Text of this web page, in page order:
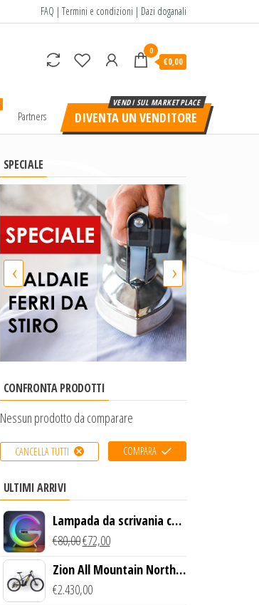
FAQ | Termini e condizioni | Dazi doganali
0
€0,00
Partners DIVENTA UN VENDITORE
SPECIALE
‹ ›
CONFRONTA PRODOTTI
Nessun prodotto da comparare
CANCELLA TUTTI COMPARA
ULTIMI ARRIVI
Lampada da scrivania con
luce LED e ricarica
wireless
€80,00€72,00
Zion All Mountain North
Creek Bike (Nero)
€2.430,00